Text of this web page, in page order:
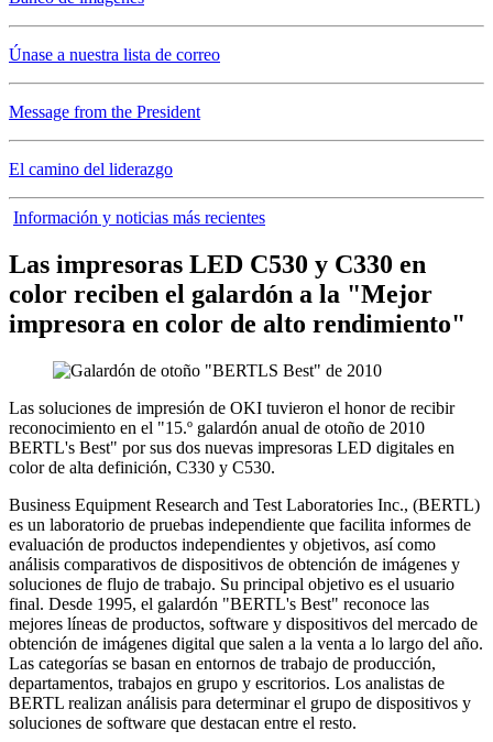
Únase a nuestra lista de correo
Message from the President
El camino del liderazgo
Información y noticias más recientes
Las impresoras LED C530 y C330 en
color reciben el galardón a la "Mejor
impresora en color de alto rendimiento"
Las soluciones de impresión de OKI tuvieron el honor de recibir
reconocimiento en el "15.º galardón anual de otoño de 2010
BERTL's Best" por sus dos nuevas impresoras LED digitales en
color de alta definición, C330 y C530.
Business Equipment Research and Test Laboratories Inc., (BERTL)
es un laboratorio de pruebas independiente que facilita informes de
evaluación de productos independientes y objetivos, así como
análisis comparativos de dispositivos de obtención de imágenes y
soluciones de flujo de trabajo. Su principal objetivo es el usuario
final. Desde 1995, el galardón "BERTL's Best" reconoce las
mejores líneas de productos, software y dispositivos del mercado de
obtención de imágenes digital que salen a la venta a lo largo del año.
Las categorías se basan en entornos de trabajo de producción,
departamentos, trabajos en grupo y escritorios. Los analistas de
BERTL realizan análisis para determinar el grupo de dispositivos y
soluciones de software que destacan entre el resto.